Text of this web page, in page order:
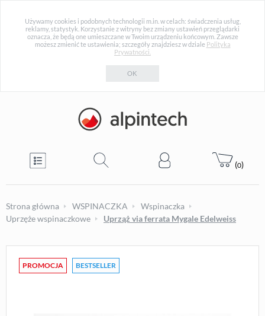
Używamy cookies i podobnych technologii m.in. w celach: świadczenia usług,
reklamy, statystyk. Korzystanie z witryny bez zmiany ustawień przeglądarki
oznacza, że będą one umieszczane w Twoim urządzeniu końcowym. Zawsze
możesz zmienić te ustawienia; szczegóły znajdziesz w dziale Polityka
Prywatności.
OK
(0)
Strona główna WSPINACZKA
Wspinaczka
Uprzęże wspinaczkowe
Uprząż via ferrata Mygale Edelweiss
PROMOCJA BESTSELLER